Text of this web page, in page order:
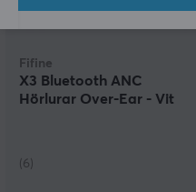
Fifine
X3 Bluetooth ANC
Hörlurar Over-Ear - Vit
(6)